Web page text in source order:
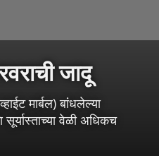
जादू
मार्बल) बांधलेल्या
सूर्यास्ताच्या वेळी अधिकच